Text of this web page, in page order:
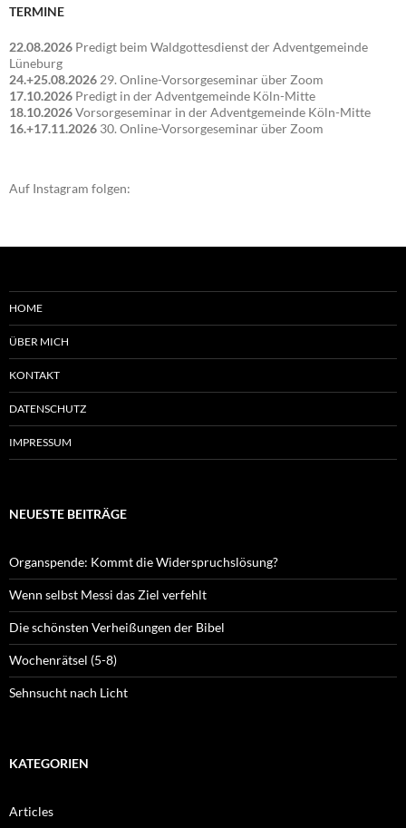
TERMINE
22.08.2026 Predigt beim Waldgottesdienst der Adventgemeinde
Lüneburg
24.+25.08.2026 29. Online-Vorsorgeseminar über Zoom
17.10.2026 Predigt in der Adventgemeinde Köln-Mitte
18.10.2026Vorsorgeseminar in der Adventgemeinde Köln-Mitte
16.+17.11.2026 30. Online-Vorsorgeseminar über Zoom
Auf Instagram folgen:
HOME
ÜBER MICH
KONTAKT
DATENSCHUTZ
IMPRESSUM
NEUESTE BEITRÄGE
Organspende: Kommt die Widerspruchslösung?
Wenn selbst Messi das Ziel verfehlt
Die schönsten Verheißungen der Bibel
Wochenrätsel (5-8)
Sehnsucht nach Licht
KATEGORIEN
Articles